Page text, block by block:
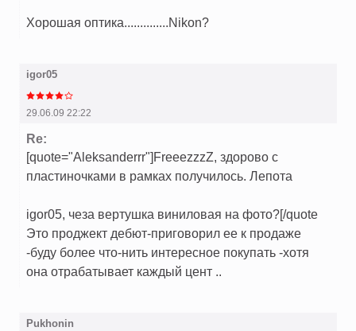
Хорошая оптика..............Nikon?
igor05
29.06.09 22:22
Re:
[quote="Aleksanderrr"]FreeezzzZ, здорово с
пластиночками в рамках получилось. Лепота
igor05, чеза вертушка виниловая на фото?[/quote
Это проджект дебют-приговорил ее к продаже
-буду более что-нить интересное покупать -хотя
она отрабатывает каждый цент ..
Pukhonin